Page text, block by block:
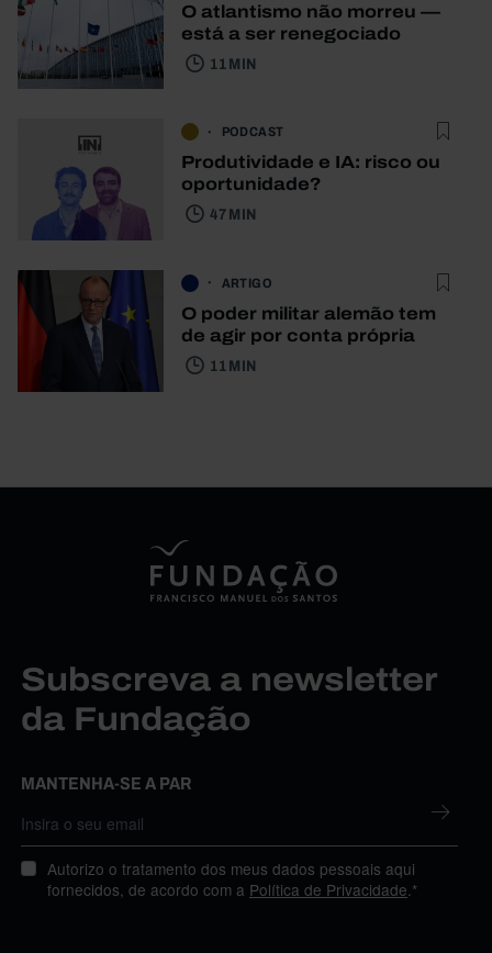
O atlantismo não morreu —
está a ser renegociado
11 MIN
PODCAST
Produtividade e IA: risco ou
oportunidade?
47 MIN
ARTIGO
O poder militar alemão tem
de agir por conta própria
11 MIN
Subscreva a newsletter
da Fundação
MANTENHA-SE A PAR
Autorizo o tratamento dos meus dados pessoais aqui
fornecidos, de acordo com a Política de Privacidade .*